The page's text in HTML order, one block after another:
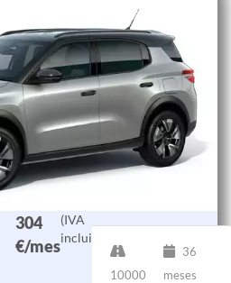
304
€/mes
(IVA
incluido)
10000
36
meses